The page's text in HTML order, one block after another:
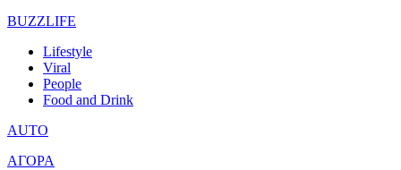
BUZZLIFE
Lifestyle
Viral
People
Food and Drink
AUTO
ΑΓΟΡΑ